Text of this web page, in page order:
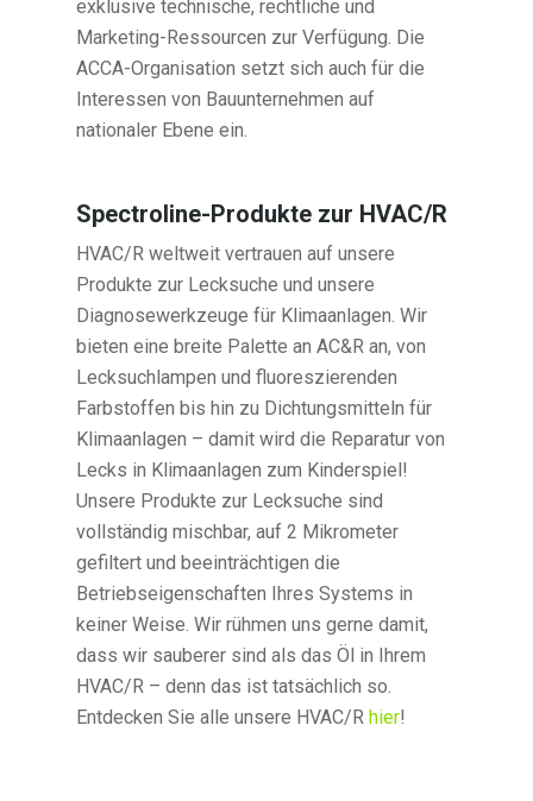
exklusive technische, rechtliche und
Marketing-Ressourcen zur Verfügung. Die
ACCA-Organisation setzt sich auch für die
Interessen von Bauunternehmen auf
nationaler Ebene ein.
Spectroline-Produkte zur HVAC/R
HVAC/R weltweit vertrauen auf unsere
Produkte zur Lecksuche und unsere
Diagnosewerkzeuge für Klimaanlagen. Wir
bieten eine breite Palette an AC&R an, von
Lecksuchlampen und fluoreszierenden
Farbstoffen bis hin zu Dichtungsmitteln für
Klimaanlagen – damit wird die Reparatur von
Lecks in Klimaanlagen zum Kinderspiel!
Unsere Produkte zur Lecksuche sind
vollständig mischbar, auf 2 Mikrometer
gefiltert und beeinträchtigen die
Betriebseigenschaften Ihres Systems in
keiner Weise. Wir rühmen uns gerne damit,
dass wir sauberer sind als das Öl in Ihrem
HVAC/R – denn das ist tatsächlich so.
Entdecken Sie alle unsere HVAC/R hier!